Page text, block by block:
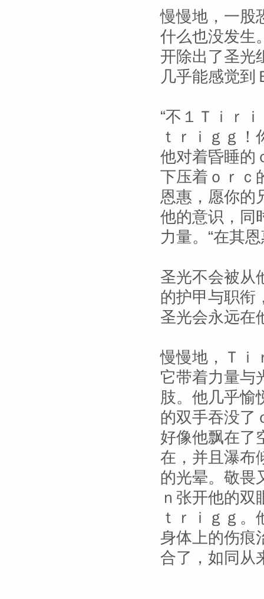
慢慢地，一股
什么也没发生
开除出了圣光
几乎能感觉到
“不１Ｔｉｒ
ｔｒｉｇｇ
他对着昏睡的
下压着ｏｒｃ
恩惠，愿你的
他的意识，同
力量。“在其
圣光不会被从
的护甲与职衔
圣光会永远在
慢慢地，Ｔｉ
它带着力量与
肢。他几乎愉
的双手吞没了
好像他飘在了
在，并且瀑布
的光晕。敬畏
ｎ张开他的
ｔｒｉｇｇ
身体上的伤痕
合了，如同从